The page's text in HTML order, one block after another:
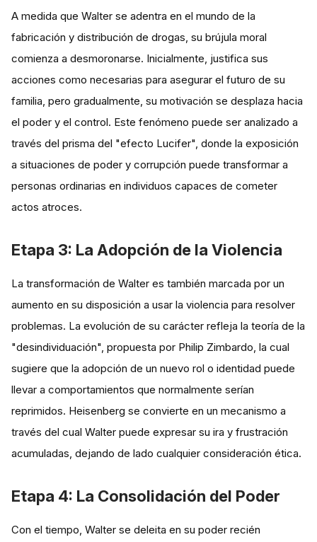
A medida que Walter se adentra en el mundo de la
fabricación y distribución de drogas, su brújula moral
comienza a desmoronarse. Inicialmente, justifica sus
acciones como necesarias para asegurar el futuro de su
familia, pero gradualmente, su motivación se desplaza hacia
el poder y el control. Este fenómeno puede ser analizado a
través del prisma del "efecto Lucifer", donde la exposición
a situaciones de poder y corrupción puede transformar a
personas ordinarias en individuos capaces de cometer
actos atroces.
Etapa 3: La Adopción de la Violencia
La transformación de Walter es también marcada por un
aumento en su disposición a usar la violencia para resolver
problemas. La evolución de su carácter refleja la teoría de la
"desindividuación", propuesta por Philip Zimbardo, la cual
sugiere que la adopción de un nuevo rol o identidad puede
llevar a comportamientos que normalmente serían
reprimidos. Heisenberg se convierte en un mecanismo a
través del cual Walter puede expresar su ira y frustración
acumuladas, dejando de lado cualquier consideración ética.
Etapa 4: La Consolidación del Poder
Con el tiempo, Walter se deleita en su poder recién